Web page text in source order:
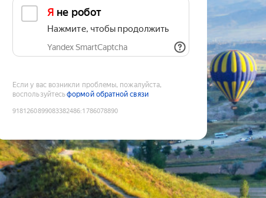
Я не робот
Нажмите, чтобы продолжить
Yandex SmartCaptcha
Если у вас возникли проблемы, пожалуйста,
воспользуйтесьформой обратной связи
9181260899083382486:1786078890